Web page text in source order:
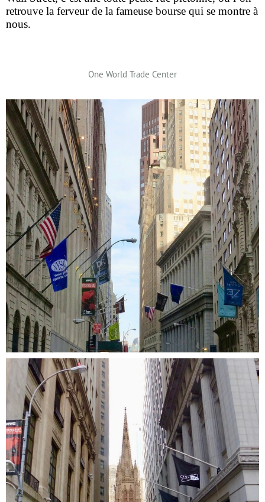
retrouve la ferveur de la fameuse bourse qui se montre à
nous.
One World Trade Center